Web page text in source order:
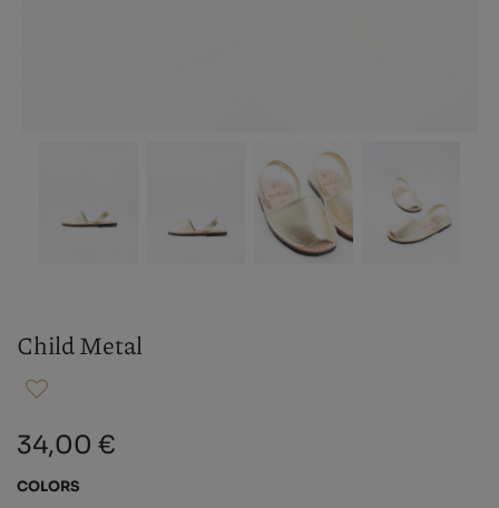
Child Metal
34,00 €
COLORS